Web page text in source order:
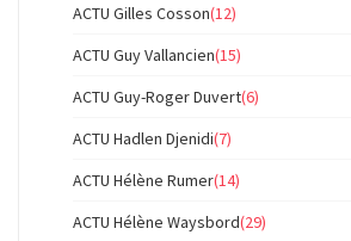
ACTU Gilles Cosson(12)
ACTU Guy Vallancien(15)
ACTU Guy-Roger Duvert(6)
ACTU Hadlen Djenidi(7)
ACTU Hélène Rumer(14)
ACTU Hélène Waysbord(29)